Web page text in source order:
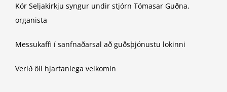
Kór Seljakirkju syngur undir stjórn Tómasar Guðna,
organista
Messukaffi í sanfnaðarsal að guðsþjónustu lokinni
Verið öll hjartanlega velkomin